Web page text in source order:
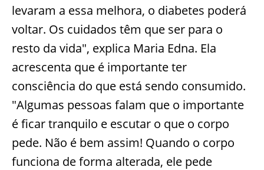
levaram a essa melhora, o diabetes poderá
voltar. Os cuidados têm que ser para o
resto da vida", explica Maria Edna. Ela
acrescenta que é importante ter
consciência do que está sendo consumido.
"Algumas pessoas falam que o importante
é ficar tranquilo e escutar o que o corpo
pede. Não é bem assim! Quando o corpo
funciona de forma alterada, ele pede